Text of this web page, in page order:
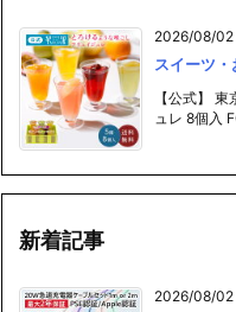
2026/08/02
スイーツ
【公式】
ュレ 8個入
新着記事
2026/08/02